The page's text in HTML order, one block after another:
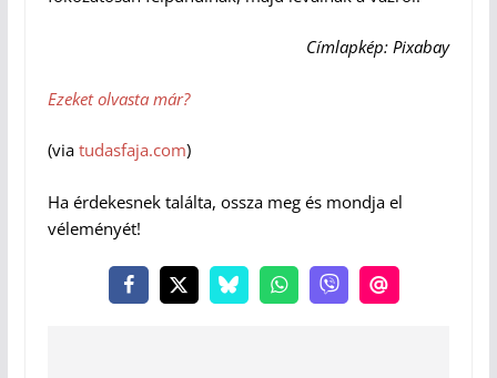
Címlapkép: Pixabay
Ezeket olvasta már?
(via tudasfaja.com)
Ha érdekesnek találta, ossza meg és mondja el
véleményét!